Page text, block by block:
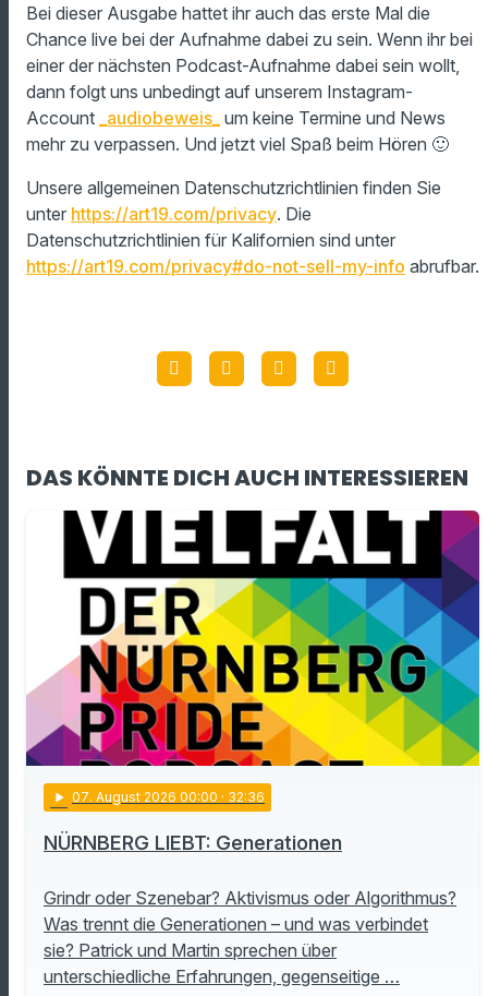
Bei dieser Ausgabe hattet ihr auch das erste Mal die
Chance live bei der Aufnahme dabei zu sein. Wenn ihr bei
einer der nächsten Podcast-Aufnahme dabei sein wollt,
dann folgt uns unbedingt auf unserem Instagram-
Account _audiobeweis_ um keine Termine und News
mehr zu verpassen. Und jetzt viel Spaß beim Hören 🙂
Unsere allgemeinen Datenschutzrichtlinien finden Sie
unter https://art19.com/privacy. Die
Datenschutzrichtlinien für Kalifornien sind unter
https://art19.com/privacy#do-not-sell-my-info abrufbar.
DAS KÖNNTE DICH AUCH INTERESSIEREN
play_arrow 07. August 2026 00:00 · 32:36
NÜRNBERG LIEBT: Generationen
Grindr oder Szenebar? Aktivismus oder Algorithmus?
Was trennt die Generationen – und was verbindet
sie? Patrick und Martin sprechen über
unterschiedliche Erfahrungen, gegenseitige …